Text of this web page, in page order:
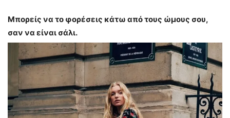
Μπορείς να το φορέσεις κάτω από τους ώμους σου,
σαν να είναι σάλι.